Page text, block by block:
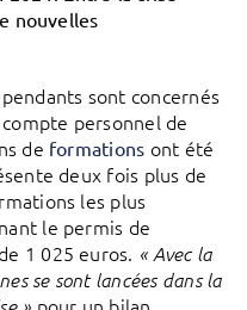
nouvelles
sont concernés
personnel de
de formations ont été
deux fois plus de
les plus
le permis de
1 025 euros. « Avec la
se sont lancées dans la
»